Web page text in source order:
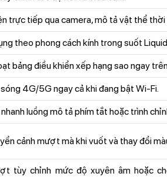
trực tiếp qua camera, mô tả vật thể thời
theo phong cách kính trong suốt
bảng điều khiển xếp hạng sao ngay
4G/5G ngay cả khi đang bật Wi-Fi.
luồng mô tả phím tắt hoặc trình
cảnh mượt mà khi vuốt và thay đổi
tùy chỉnh mức độ xuyên âm hoặc